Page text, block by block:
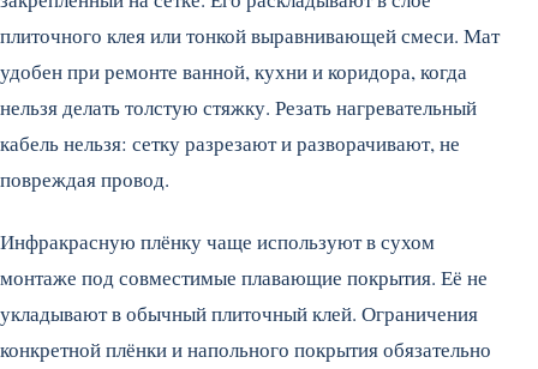
плиточного клея или тонкой выравнивающей смеси. Мат
удобен при ремонте ванной, кухни и коридора, когда
нельзя делать толстую стяжку. Резать нагревательный
кабель нельзя: сетку разрезают и разворачивают, не
повреждая провод.
Инфракрасную плёнку чаще используют в сухом
монтаже под совместимые плавающие покрытия. Её не
укладывают в обычный плиточный клей. Ограничения
конкретной плёнки и напольного покрытия обязательно